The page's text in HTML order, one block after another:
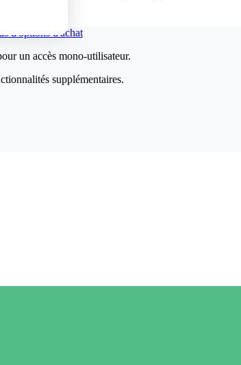
d'options d'achat
un accès mono-utilisateur.
supplémentaires.